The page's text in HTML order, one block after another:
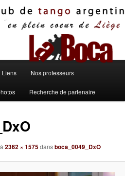
Liens Nos professeurs
Recherche de partenaire
à2362 × 1575dansboca_0049_DxO